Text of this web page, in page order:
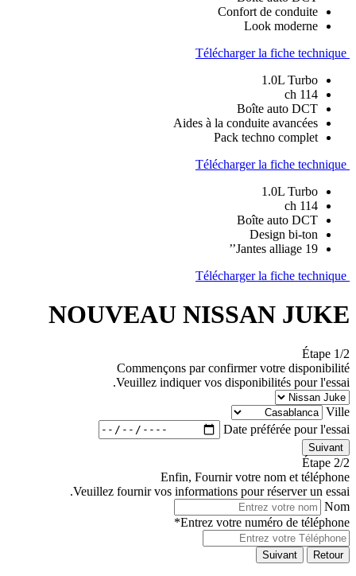
Confort de conduite
Look moderne
1.0L Turbo
114 ch
Boîte auto DCT
Aides à la conduite avancées
Pack techno complet
1.0L Turbo
114 ch
Boîte auto DCT
Design bi-ton
Jantes alliage 19’’
NOUVEAU NISSAN JUKE
Étape 1/2
Commençons par confirmer votre disponibilité
Veuillez indiquer vos disponibilités pour l'essai.
Ville
Date préférée pour l'essai
Suivant
Étape 2/2
Enfin, Fournir votre nom et téléphone
Veuillez fournir vos informations pour réserver un essai.
Nom
Entrez votre numéro de téléphone*
Retour
Suivant